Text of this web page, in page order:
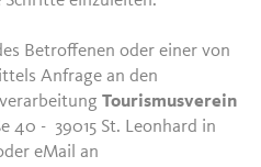
Betroffenen oder einer von
Anfrage an den
Tourismusverein
40 - 39015 St. Leonhard in
eMail an